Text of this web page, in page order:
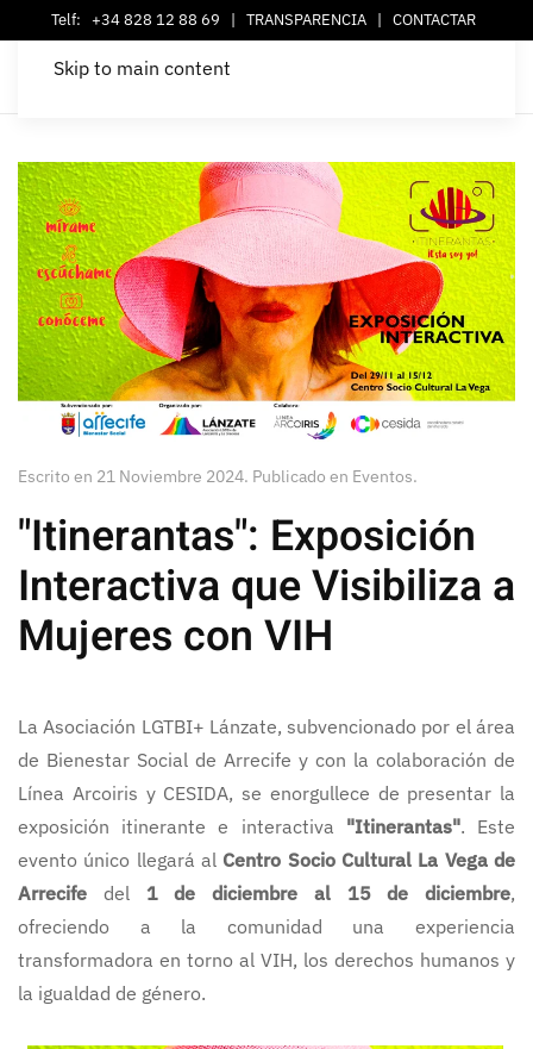
Telf: +34 828 12 88 69 | TRANSPARENCIA | CONTACTAR
Skip to main content
Escrito en 21 Noviembre 2024. Publicado en Eventos.
"Itinerantas": Exposición
Interactiva que Visibiliza a
Mujeres con VIH
La Asociación LGTBI+ Lánzate, subvencionado por el área
de Bienestar Social de Arrecife y con la colaboración de
Línea Arcoiris y CESIDA, se enorgullece de presentar la
exposición itinerante e interactiva "Itinerantas". Este
evento único llegará al Centro Socio Cultural La Vega de
Arrecife del 1 de diciembre al 15 de diciembre,
ofreciendo a la comunidad una experiencia
transformadora en torno al VIH, los derechos humanos y
la igualdad de género.